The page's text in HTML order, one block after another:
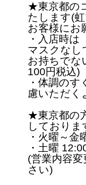
★東京都の
たします(
お客様にお
・入店時
マスクなし
お持ちでな
100円税込)
・体調の
慮いただく
★東京都の
しておりま
・火曜～
・土曜
(営業内容
さい)